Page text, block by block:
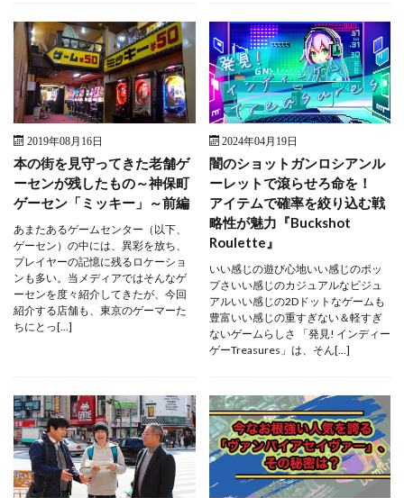
2019年08月16日
本の街を見守ってきた老舗ゲ
ーセンが残したもの～神保町
ゲーセン「ミッキー」～前編
あまたあるゲームセンター（以下、
ゲーセン）の中には、異彩を放ち、
プレイヤーの記憶に残るロケーショ
ンも多い。当メディアではそんなゲ
ーセンを度々紹介してきたが、今回
紹介する店舗も、東京のゲーマーた
ちにとっ[…]
2024年04月19日
闇のショットガンロシアンル
ーレットで滾らせろ命を！
アイテムで確率を絞り込む戦
略性が魅力『Buckshot
Roulette』
いい感じの遊び心地いい感じのポッ
プさいい感じのカジュアルなビジュ
アルいい感じの2Dドットなゲームも
豊富いい感じの重すぎない＆軽すぎ
ないゲームらしさ 「発見! インディー
ゲーTreasures」は、そん[…]